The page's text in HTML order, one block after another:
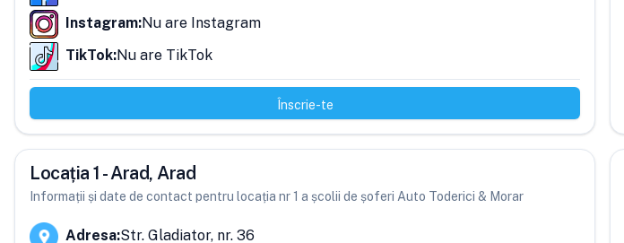
Instagram:Nu are Instagram
TikTok:Nu are TikTok
Înscrie-te
Locația 1 - Arad, Arad
Informații și date de contact pentru locația nr 1 a școlii de șoferi Auto Toderici & Morar
Adresa:Str. Gladiator, nr. 36